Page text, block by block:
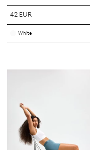
42 EUR
White